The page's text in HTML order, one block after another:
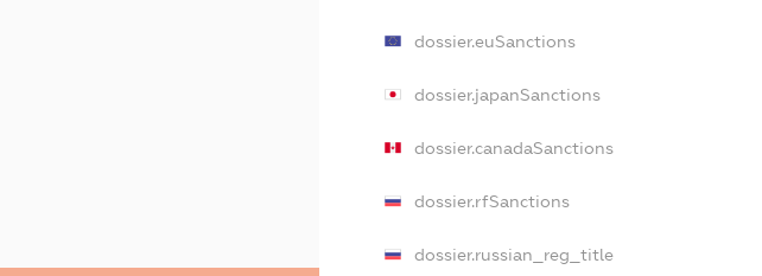
dossier.euSanctions
dossier.japanSanctions
dossier.canadaSanctions
dossier.rfSanctions
dossier.russian_reg_title